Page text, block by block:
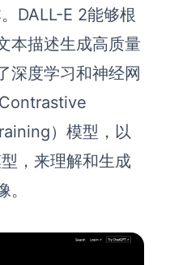
DALL-E 2能够根
本描述生成高质量
深度学习和神经网
）模型，以
，来理解和生成